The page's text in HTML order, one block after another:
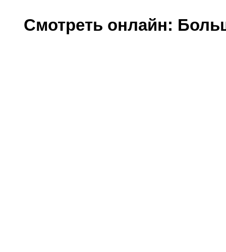
Смотреть онлайн: